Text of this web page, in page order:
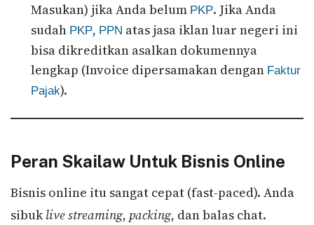
Masukan) jika Anda belum PKP. Jika Anda
sudah PKP, PPN atas jasa iklan luar negeri ini
bisa dikreditkan asalkan dokumennya
lengkap (Invoice dipersamakan dengan Faktur
Pajak).
Peran Skailaw Untuk Bisnis Online
Bisnis online itu sangat cepat (fast-paced). Anda
sibuklive streaming, packing, dan balas chat.